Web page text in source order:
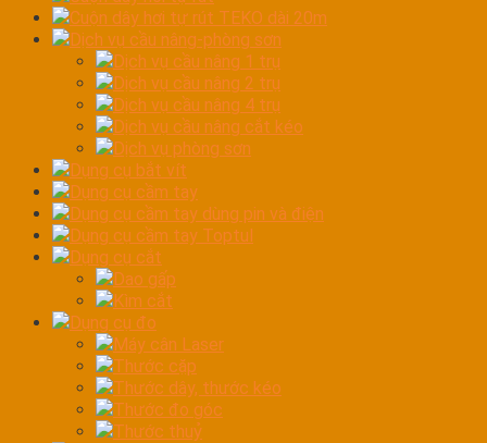
Cuộn dây hơi tự rút TEKO dài 20m
Dịch vụ cầu nâng-phòng sơn
Dịch vụ cầu nâng 1 trụ
Dịch vụ cầu nâng 2 trụ
Dịch vụ cầu nâng 4 trụ
Dịch vụ cầu nâng cắt kéo
Dịch vụ phòng sơn
Dụng cụ bắt vít
Dụng cụ cầm tay
Dụng cụ cầm tay dùng pin và điện
Dụng cụ cầm tay Toptul
Dụng cụ cắt
Dao gấp
Kìm cắt
Dụng cụ đo
Máy cân Laser
Thước cặp
Thước dây, thước kéo
Thước đo góc
Thước thuỷ